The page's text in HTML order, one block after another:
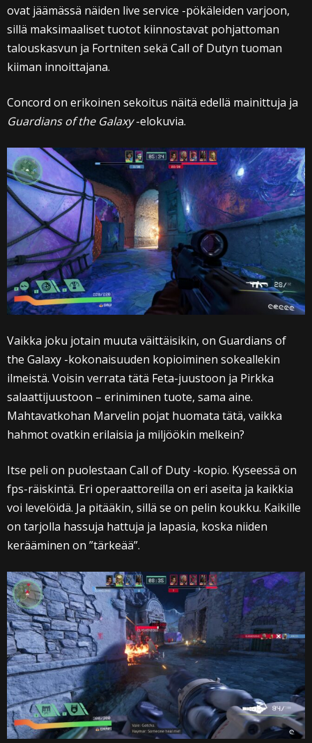
ovat jäämässä näiden live service -pökäleiden varjoon,
sillä maksimaaliset tuotot kiinnostavat pohjattoman
talouskasvun ja Fortniten sekä Call of Dutyn tuoman
kiiman innoittajana.
Concord on erikoinen sekoitus näitä edellä mainittuja ja
Guardians of the Galaxy-elokuvia.
Vaikka joku jotain muuta väittäisikin, on Guardians of
the Galaxy -kokonaisuuden kopioiminen sokeallekin
ilmeistä. Voisin verrata tätä Feta-juustoon ja Pirkka
salaattijuustoon – eriniminen tuote, sama aine.
Mahtavatkohan Marvelin pojat huomata tätä, vaikka
hahmot ovatkin erilaisia ja miljöökin melkein?
Itse peli on puolestaan Call of Duty -kopio. Kyseessä on
fps-räiskintä. Eri operaattoreilla on eri aseita ja kaikkia
voi levelöidä. Ja pitääkin, sillä se on pelin koukku. Kaikille
on tarjolla hassuja hattuja ja lapasia, koska niiden
kerääminen on ”tärkeää”.